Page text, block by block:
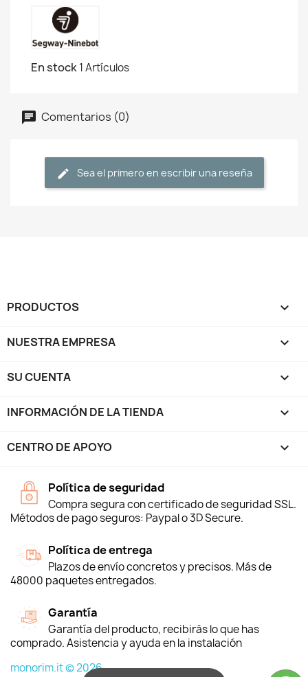
En stock1 Artículos
Comentarios (0)
Sea el primero en escribir una reseña
PRODUCTOS 
NUESTRA EMPRESA 
SU CUENTA 
INFORMACIÓN DE LA TIENDA keyboard_arrow_down
CENTRO DE APOYO 
Política de seguridad
Compra segura con certificado de seguridad SSL.
Métodos de pago seguros: Paypal o 3D Secure.
Política de entrega
Plazos de envío concretos y precisos. Más de
48000 paquetes entregados.
Garantía
Garantía del producto, recibirás lo que has
comprado. Asistencia y ayuda en la instalación
monorim.it © 2026